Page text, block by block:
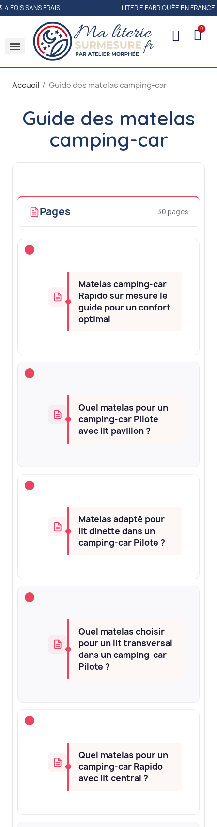
FRAIS LITERIE FABRIQUÉE EN FRANCE
Accueil Guide des matelas camping-car
Guide des matelas
camping-car
Pages 30 pages
Matelas camping-car
Rapido sur mesure le
guide pour un confort
optimal
Quel matelas pour un
camping-car Pilote
avec lit pavillon ?
Matelas adapté pour
lit dinette dans un
camping-car Pilote ?
Quel matelas choisir
pour un lit transversal
dans un camping-car
Pilote ?
Quel matelas pour un
camping-car Rapido
avec lit central ?